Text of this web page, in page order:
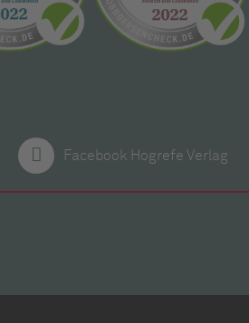
Facebook Hogrefe Verlag